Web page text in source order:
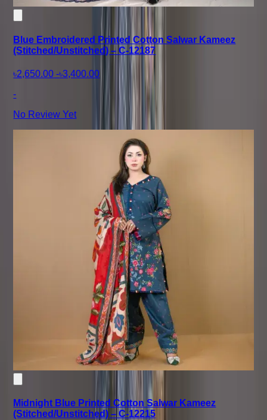
Blue Embroidered Printed Cotton Salwar Kameez
(Stitched/Unstitched) – C-12187
৳2,650.00 -৳3,400.00
-
No Review Yet
Midnight Blue Printed Cotton Salwar Kameez
(Stitched/Unstitched) – C-12215